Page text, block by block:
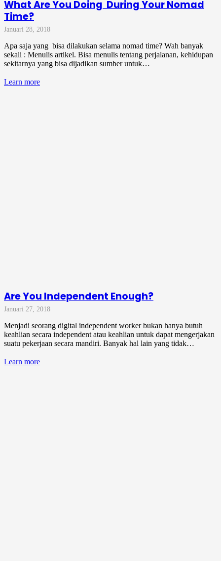
What Are You Doing During Your Nomad
Time?
Januari 28, 2018
Apa saja yang bisa dilakukan selama nomad time? Wah banyak
sekali : Menulis artikel. Bisa menulis tentang perjalanan, kehidupan
sekitarnya yang bisa dijadikan sumber untuk…
Learn more
Are You Independent Enough?
Januari 27, 2018
Menjadi seorang digital independent worker bukan hanya butuh
keahlian secara independent atau keahlian untuk dapat mengerjakan
suatu pekerjaan secara mandiri. Banyak hal lain yang tidak…
Learn more